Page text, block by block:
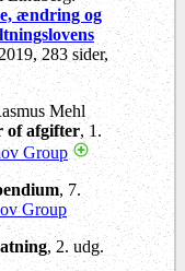
ændring og
283 sider,
Mehl
of afgifter, 1.
Group
, 7.
Group
, 2. udg.